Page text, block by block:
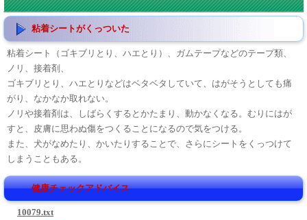
粘着シートがくっついた
粘着シート（ゴキブリとり、ハエとり）、ガムテープなどのテープ類、
ノリ、接着剤、
ゴキブリとり、ハエとりなどはベタベタしていて、はがそうとしても痛
がり、なかなか取れない。
ノリや接着剤は、しばらくするとかたまり、動かなくなる。むりにはが
すと、皮膚に思わぬ傷をつくることになるので気をつける。
また、犬がなめたり、かいたりすることで、さらにシートをくっつけて
しまうこともある。
健康チェックアドバイス
10079.txt